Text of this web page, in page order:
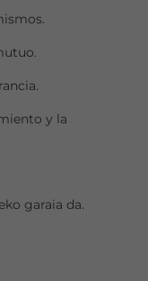
y la
garaia da.